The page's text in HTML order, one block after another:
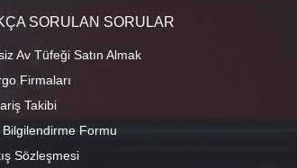
SORULAN SORULAR
Av Tüfeği Satın Almak
Firmaları
Takibi
Bilgilendirme Formu
Sözleşmesi